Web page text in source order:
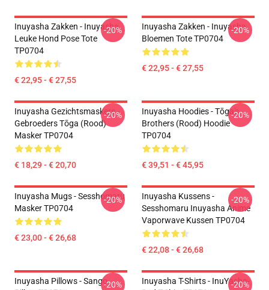
Inuyasha Zakken - Inuyasha
Leuke Hond Pose Tote
TP0704
€ 22,95 - € 27,55
-20%
Inuyasha Zakken - Inuyasha
Bloemen Tote TP0704
€ 22,95 - € 27,55
-20%
Inuyasha Gezichtsmaskers -
Gebroeders Tōga (rood)
Masker TP0704
€ 18,29 - € 20,70
-20%
Inuyasha Hoodies - Tōga's
Brothers (rood) Hoodie
TP0704
€ 39,51 - € 45,95
-20%
Inuyasha Mugs - Sesshomaru
Masker TP0704
€ 23,00 - € 26,68
-20%
Inuyasha Kussens -
Sesshomaru Inuyasha Anime
Vaporwave Kussen TP0704
€ 22,08 - € 26,68
-20%
Inuyasha Pillows - Sango-20%
Inuyasha T-Shirts - InuYasha-
-20%